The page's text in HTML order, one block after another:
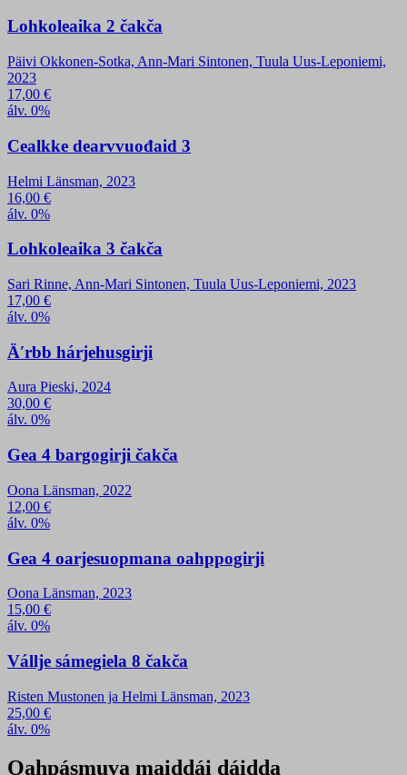
Lohkoleaika 2 čakča
Päivi Okkonen-Sotka, Ann-Mari Sintonen, Tuula Uus-Leponiemi,
2023
17,00 €
álv. 0%
Cealkke dearvvuođaid 3
Helmi Länsman, 2023
16,00 €
álv. 0%
Lohkoleaika 3 čakča
Sari Rinne, Ann-Mari Sintonen, Tuula Uus-Leponiemi, 2023
17,00 €
álv. 0%
Äʹrbb hárjehusgirji
Aura Pieski, 2024
30,00 €
álv. 0%
Gea 4 bargogirji čakča
Oona Länsman, 2022
12,00 €
álv. 0%
Gea 4 oarjesuopmana oahppogirji
Oona Länsman, 2023
15,00 €
álv. 0%
Vállje sámegiela 8 čakča
Risten Mustonen ja Helmi Länsman, 2023
25,00 €
álv. 0%
Oahpásmuva maiddái dáidda